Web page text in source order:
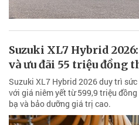
Suzuki XL7 Hybrid
và ưu đãi 55 triệu đồng
Suzuki XL7 Hybrid 2026 duy trì
với giá niêm yết từ 599,9 triệu
bạ và bảo dưỡng giá trị cao.